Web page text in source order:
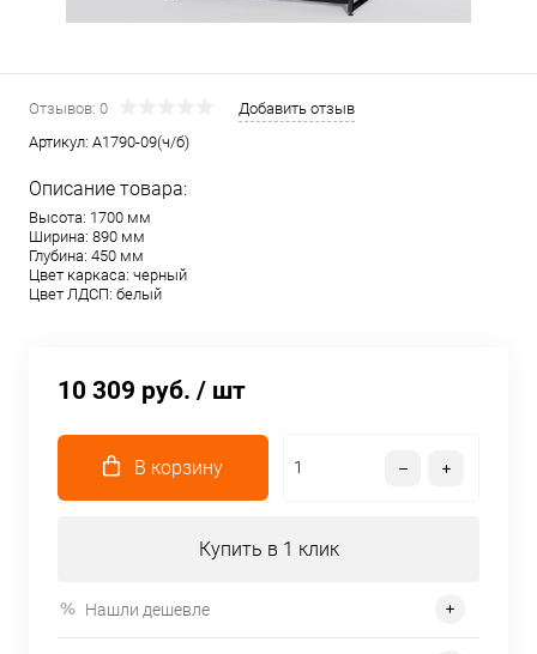
Отзывов: 0
Добавить отзыв
Артикул: A1790-09(ч/б)
Описание товара:
Высота: 1700 мм
Ширина: 890 мм
Глубина: 450 мм
Цвет каркаса: черный
Цвет ЛДСП: белый
10 309 руб. / шт
В корзину
Купить в 1 клик
Нашли дешевле